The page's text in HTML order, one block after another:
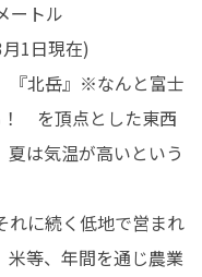
ートル
1日現在)
『北岳』※なんと富士
　を頂点とした東西
は気温が高いという
れに続く低地で営まれ
米等、年間を通じ農業